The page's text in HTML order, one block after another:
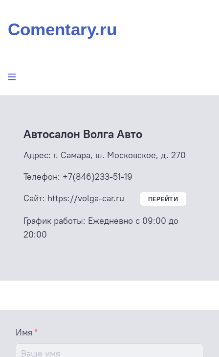
Comentary.ru
Автосалон Волга Авто
Адрес: г. Самара, ш. Московское, д. 270
Телефон: +7(846)233-51-19
Сайт: https://volga-car.ru ПЕРЕЙТИ
График работы: Ежедневно с 09:00 до
20:00
Имя